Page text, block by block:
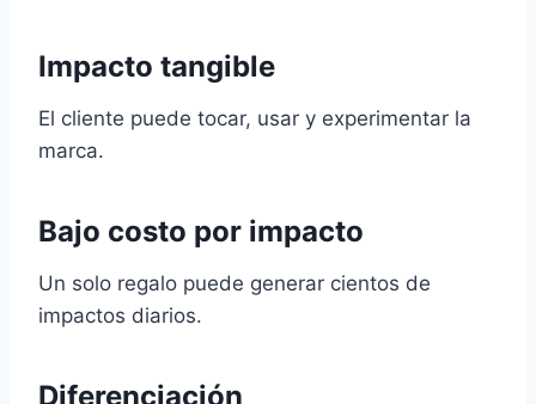
Impacto tangible
El cliente puede tocar, usar y experimentar la
marca.
Bajo costo por impacto
Un solo regalo puede generar cientos de
impactos diarios.
Diferenciación